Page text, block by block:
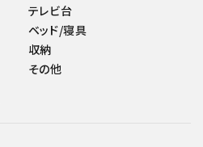
テレビ台
ベッド/寝具
収納
その他